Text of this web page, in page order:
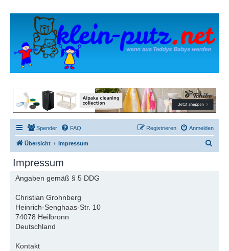
Spender FAQ Anmelden
Registrieren
Übersicht Impressum
Impressum
Angaben gemäß § 5 DDG
Christian Grohnberg
Heinrich-Senghaas-Str. 10
74078 Heilbronn
Deutschland
Kontakt